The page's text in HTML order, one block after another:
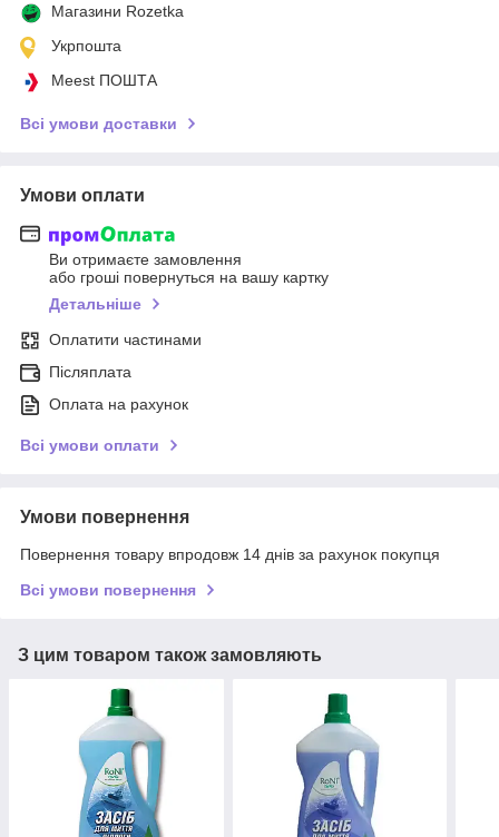
Магазини Rozetka
Укрпошта
Meest ПОШТА
Всі умови доставки
Умови оплати
Ви отримаєте замовлення
або гроші повернуться на вашу картку
Детальніше
Оплатити частинами
Післяплата
Оплата на рахунок
Всі умови оплати
Умови повернення
Повернення товару впродовж 14 днів за рахунок покупця
Всі умови повернення
З цим товаром також замовляють